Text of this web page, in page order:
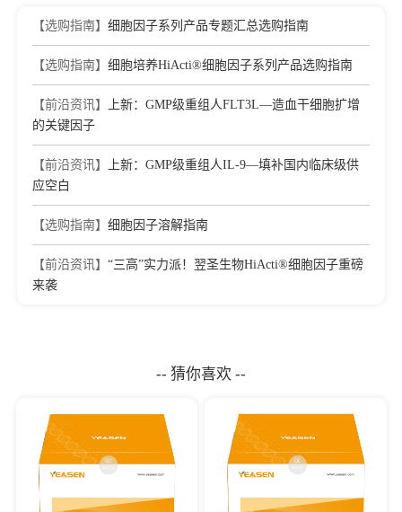
【选购指南】 细胞因子系列产品专题汇总选购指南
【选购指南】 细胞培养HiActi®细胞因子系列产品选购指南
【前沿资讯】
上新：GMP级重组人FLT3L—造血干细胞扩增
的关键因子
【前沿资讯】
上新：GMP级重组人IL-9—填补国内临床级供
应空白
【选购指南】 细胞因子溶解指南
【前沿资讯】 “三高”实力派！翌圣生物HiActi®细胞因子重磅
来袭
-- 猜你喜欢 --